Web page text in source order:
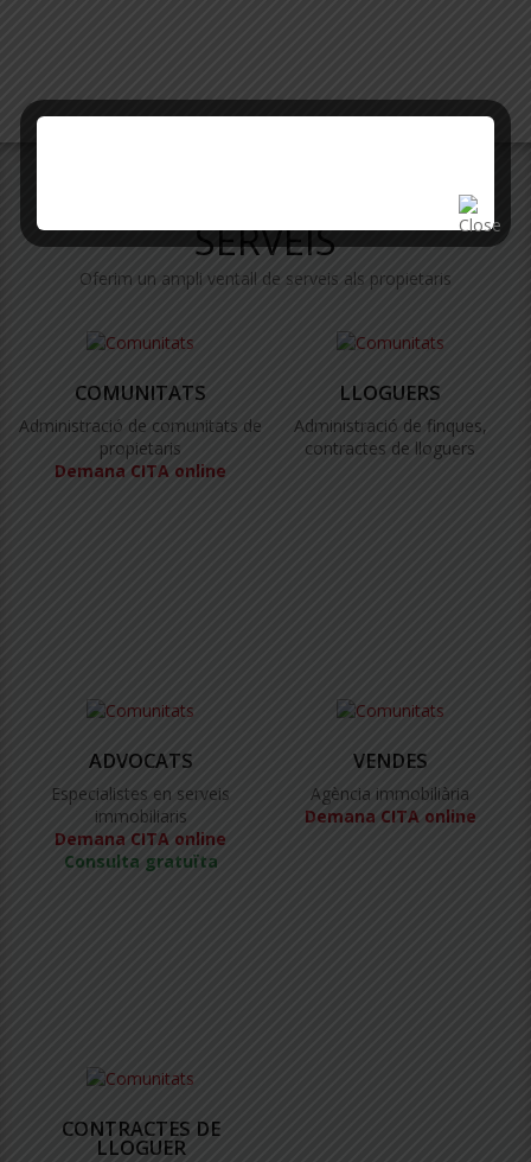
SERVEIS
Oferim un ampli ventall de serveis als propietaris
COMUNITATS
Administració de comunitats de
propietaris
Demana CITA online
LLOGUERS
Administració de finques,
contractes de lloguers
ADVOCATS
Especialistes en serveis
immobiliaris
Demana CITA online
Consulta gratuïta
VENDES
Agència immobiliària
Demana CITA online
CONTRACTES DE
LLOGUER